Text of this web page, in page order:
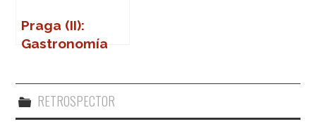
Praga (II):
Gastronomía
RETROSPECTOR